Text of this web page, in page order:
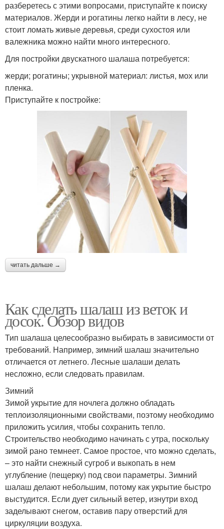
разберетесь с этими вопросами, приступайте к поиску
материалов. Жерди и рогатины легко найти в лесу, не
стоит ломать живые деревья, среди сухостоя или
валежника можно найти много интересного.
Для постройки двускатного шалаша потребуется:
жерди; рогатины; укрывной материал: листья, мох или
пленка.
Приступайте к постройке:
читать дальше →
Как сделать шалаш из веток и
досок. Обзор видов
Тип шалаша целесообразно выбирать в зависимости от
требований. Например, зимний шалаш значительно
отличается от летнего. Лесные шалаши делать
несложно, если следовать правилам.
Зимний
Зимой укрытие для ночлега должно обладать
теплоизоляционными свойствами, поэтому необходимо
приложить усилия, чтобы сохранить тепло.
Строительство необходимо начинать с утра, поскольку
зимой рано темнеет. Самое простое, что можно сделать,
– это найти снежный сугроб и выкопать в нем
углубление (пещерку) под свои параметры. Зимний
шалаш делают небольшим, потому как укрытие быстро
выстудится. Если дует сильный ветер, изнутри вход
заделывают снегом, оставив пару отверстий для
циркуляции воздуха.